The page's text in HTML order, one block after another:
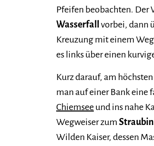
Pfeifen beobachten. Der
Wasserfall vorbei, dann
Kreuzung mit einem
es links über einen
Kurz darauf, am
man auf einer Bank eine
Chiemseeund ins nahe
Wegweiser zum
Wilden Kaiser, dessen